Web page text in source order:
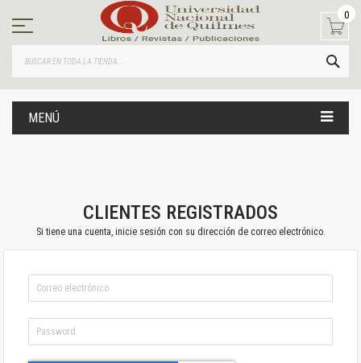
contenido
0
MENÚ
CLIENTES REGISTRADOS
Si tiene una cuenta, inicie sesión con su dirección de correo electrónico.